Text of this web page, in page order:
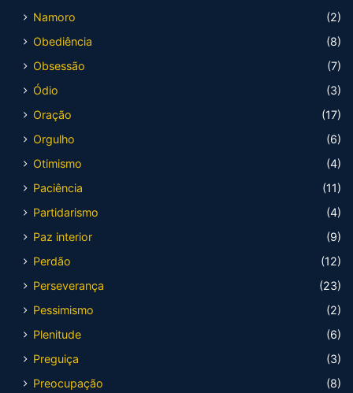
Namoro
(2)
Obediência
(8)
Obsessão
(7)
Ódio
(3)
Oração
(17)
Orgulho
(6)
Otimismo
(4)
Paciência
(11)
Partidarismo
(4)
Paz interior
(9)
Perdão
(12)
Perseverança
(23)
Pessimismo
(2)
Plenitude
(6)
Preguiça
(3)
Preocupação
(8)